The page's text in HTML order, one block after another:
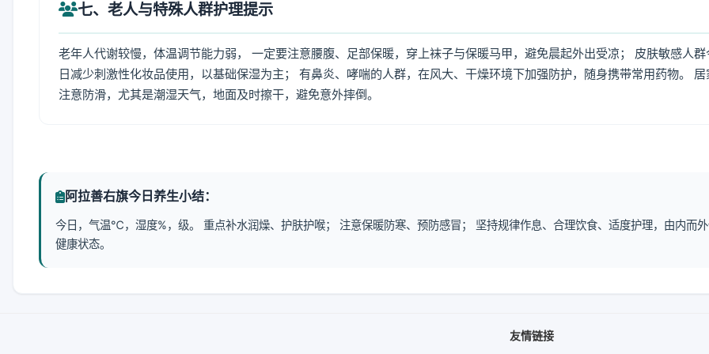
七、老人与特殊人群护理提示
老年人代谢较慢，体温调节能力弱， 一定要注意腰腹、足部保暖，穿上袜子与保暖马甲，避免晨起外出受凉； 皮肤敏感人群
日减少刺激性化妆品使用，以基础保湿为主； 有鼻炎、哮喘的人群，在风大、干燥环境下加强防护，随身携带常用药物。 居
注意防滑，尤其是潮湿天气，地面及时擦干，避免意外摔倒。
阿拉善右旗今日养生小结：
今日，气温℃，湿度%，级。 重点补水润燥、护肤护喉； 注意保暖防寒、预防感冒； 坚持规律作息、合理饮食、适度护理，由内而
健康状态。
友情链接